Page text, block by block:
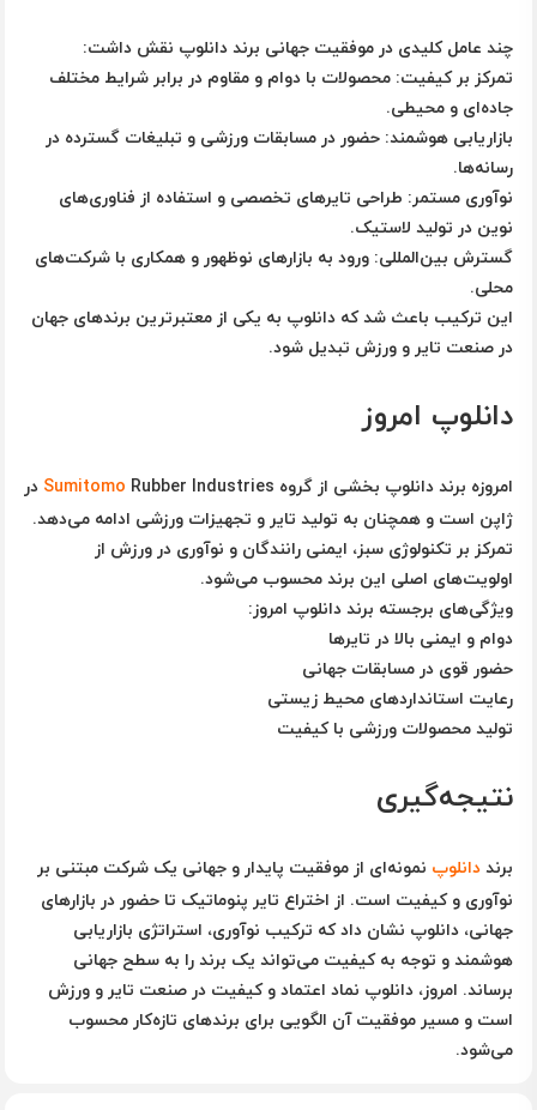
چند عامل کلیدی در موفقیت جهانی برند دانلوپ نقش داشت:
تمرکز بر کیفیت: محصولات با دوام و مقاوم در برابر شرایط مختلف
جاده‌ای و محیطی.
بازاریابی هوشمند: حضور در مسابقات ورزشی و تبلیغات گسترده در
رسانه‌ها.
نوآوری مستمر: طراحی تایرهای تخصصی و استفاده از فناوری‌های
نوین در تولید لاستیک.
گسترش بین‌المللی: ورود به بازارهای نوظهور و همکاری با شرکت‌های
محلی.
این ترکیب باعث شد که دانلوپ به یکی از معتبرترین برندهای جهان
در صنعت تایر و ورزش تبدیل شود.
دانلوپ امروز
امروزه برند دانلوپ بخشی از گروه Sumitomo Rubber Industries
در
ژاپن است و همچنان به تولید تایر و تجهیزات ورزشی ادامه می‌دهد.
تمرکز بر تکنولوژی سبز، ایمنی رانندگان و نوآوری در ورزش از
اولویت‌های اصلی این برند محسوب می‌شود.
ویژگی‌های برجسته برند دانلوپ امروز:
دوام و ایمنی بالا در تایرها
حضور قوی در مسابقات جهانی
رعایت استانداردهای محیط زیستی
تولید محصولات ورزشی با کیفیت
نتیجه‌گیری
برنددانلوپ نمونه‌ای از موفقیت پایدار و جهانی یک شرکت مبتنی بر
نوآوری و کیفیت است. از اختراع تایر پنوماتیک تا حضور در بازارهای
جهانی، دانلوپ نشان داد که ترکیب نوآوری، استراتژی بازاریابی
هوشمند و توجه به کیفیت می‌تواند یک برند را به سطح جهانی
برساند. امروز، دانلوپ نماد اعتماد و کیفیت در صنعت تایر و ورزش
است و مسیر موفقیت آن الگویی برای برندهای تازه‌کار محسوب
می‌شود.